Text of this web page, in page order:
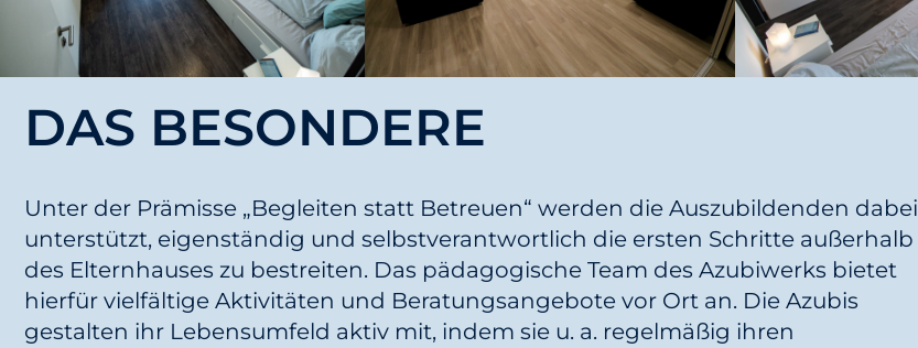
DAS BESONDERE
Unter der Prämisse „Begleiten statt Betreuen“ werden die Auszubildenden dabei
unterstützt, eigenständig und selbstverantwortlich die ersten Schritte außerhalb
des Elternhauses zu bestreiten. Das pädagogische Team des Azubiwerks bietet
hierfür vielfältige Aktivitäten und Beratungsangebote vor Ort an. Die Azubis
gestalten ihr Lebensumfeld aktiv mit, indem sie u. a. regelmäßig ihren